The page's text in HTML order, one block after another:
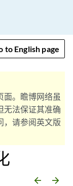
to English page
面。瞻博网络虽
无法保证其准确
，请参阅英文版
arrow_backward arrow_forward